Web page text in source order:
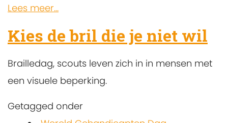
Lees meer...
Kies de bril die je niet wil
Brailledag, scouts leven zich in in mensen met
een visuele beperking.
Getagged onder